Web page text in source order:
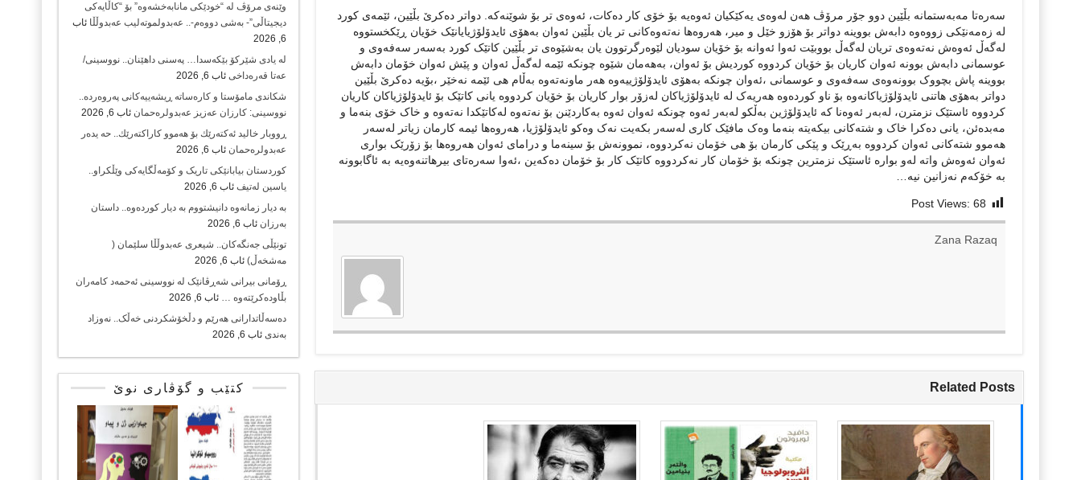
سەرەتا مەبەستمانە بڵێین دوو جۆر مرۆڤ هەن لەوەی یەکێکیان ئەوەیە بۆ خۆی کار دەکات، ئەوەی تر بۆ شوێنەکە. دواتر دەکرێ بڵێین، ئێمەی کورد
لە زەمەنێکی زووەوە دابەش بووینە دواتر بۆ هۆزو خێل و میر، هەروەها نەتەوەکانی تر یان بڵێین ئەوان بەهۆی ئایدۆلۆژیایانێک خۆیان ڕێکخستووە
لەگەڵ ئەوەش نەتەوەی تریان لەگەڵ بووبێت ئەوا ئەوانە بۆ خۆیان سودیان لێوەرگرتوون یان بەشێوەی تر بڵێین کاتێک کورد بەسەر سەفەوی و
عوسمانی دابەش بوونە ئەوان کاریان بۆ خۆیان کردووە کوردیش بۆ ئەوان، بەهەمان شێوە چونکە ئێمە لەگەڵ ئەوان و پێش ئەوان خۆمان دابەش
بووینە پاش بچووک بوونەوەی سەفەوی و عوسمانی ،ئەوان چونکە بەهۆی ئایدۆلۆژییەوە هەر ماونەتەوە بەڵام هی ئێمە نەخێر ،بۆیە دەکرێ بڵێین
دواتر بەهۆی هاتنی ئایدۆلۆژیاکانەوە بۆ ناو کوردەوە هەریەک لە ئایدۆلۆژیاکان لەزۆر بوار کاریان بۆ خۆیان کردووە یانی کاتێک بۆ ئایدۆلۆژیاکان کاریان
کردووە ئاستێک نزمترن، لەبەر ئەوەنا کە ئایدۆلۆژین بەڵکو لەبەر ئەوە چونکە ئەوان ئەوە بەکاردێنن بۆ نەتەوە لەکاتێکدا نەتەوە و خاک خۆی بنەما و
مەبدەئن، یانی دەکرا خاک و شتەکانی بیکەیتە بنەما وەک مافێک کاری لەسەر بکەیت نەک وەکو ئایدۆلۆژیا، هەروەها ئیمە کارمان زیاتر لەسەر
هەموو شتەکانی ئەوان کردووە بەڕێک و پێکی کارمان بۆ هی خۆمان نەکردووە، نموونەش بۆ سینەما و درامای ئەوان هەروەها بۆ زۆرێک بواری
ئەوان ئەوەش واتە لەو بوارە ئاستێک نزمترین چونکە بۆ خۆمان کار نەکردووە کاتێک کار بۆ خۆمان دەکەین ،ئەوا سەرەتای بیرهاتنەوەیە بە ئاگابوونە
بە خۆکەم نەزانین نیە…
Post Views: 68
Zana Razaq
Related Posts
وێنەی مرۆڤ لە “خودێکی مانابەخشەوە” بۆ “کاڵایەکی
دیجیتاڵی”- بەشی دووەم-.. عەبدولموتەلیب عەبدوڵڵا ئاب
6, 2026
لە یادی شێرکۆ بێکەسدا… پەسنی داهێنان.. نووسینی/
عەتا قەرەداخی ئاب 6, 2026
شکاندی مامۆستا و کارەساتە ڕیشەییەکانی پەروەردە..
نووسینی: کارزان عەزیز عەبدولرەحمان ئاب 6, 2026
ڕووبار خالید ئەكتەرێك بۆ هەموو كاراكتەرێك.. حه یدەر
عەبدولرەحمان ئاب 6, 2026
کوردستان بیابانێکی تاریک و کۆمەڵگایەکی وێڵکراو..
یاسین لەتیف ئاب 6, 2026
بە دیار زمانەوە دانیشتووم بە دیار کوردەوە.. داستان
بەرزان ئاب 6, 2026
تونێڵی جەنگەکان.. شیعری عەبدوڵڵا سلێمان (
مەشخەڵ) ئاب 6, 2026
ڕۆمانی بیرانی شەڕڤانێک لە نووسینی ئەحمەد کامەران
بڵاودەکرێتەوە … ئاب 6, 2026
دەسەڵاتدارانی هەرێم و دڵخۆشکردنی خەڵک.. نەوزاد
بەندی ئاب 6, 2026
کتێب و گۆڤاری نوێ